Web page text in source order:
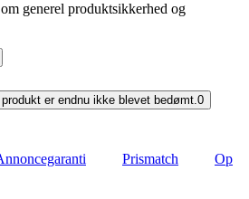
generel produktsikkerhed og
produkt er endnu ikke blevet bedømt.0
Prismatch
Op